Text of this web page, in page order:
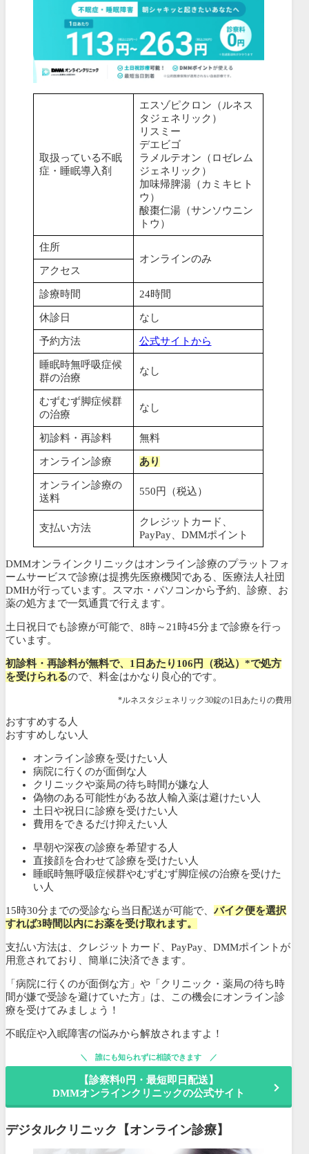
取扱っている不眠
症・睡眠導入剤
エスゾピクロン（ルネス
タジェネリック）
リスミー
デエビゴ
ラメルテオン（ロゼレム
ジェネリック）
加味帰脾湯（カミキヒト
ウ）
酸棗仁湯（サンソウニン
トウ）
住所
オンラインのみ
アクセス
診療時間 24時間
休診日 なし
予約方法 公式サイトから
睡眠時無呼吸症候
群の治療
なし
むずむず脚症候群
の治療
なし
初診料・再診料 無料
オンライン診療 あり
オンライン診療の
送料
550円（税込）
支払い方法
クレジットカード、
PayPay、DMMポイント
DMMオンラインクリニックはオンライン診療のプラットフォ
ームサービスで診療は提携先医療機関である、医療法人社団
DMHが行っています。スマホ・パソコンから予約、診療、お
薬の処方まで一気通貫で行えます。
土日祝日でも診療が可能で、8時～21時45分まで診療を行っ
ています。
初診料・再診料が無料で、1日あたり106円（税込）*で処方
を受けられるので、料金はかなり良心的です。
*ルネスタジェネリック30錠の1日あたりの費用
おすすめする人
おすすめしない人
オンライン診療を受けたい人
病院に行くのが面倒な人
クリニックや薬局の待ち時間が嫌な人
偽物のある可能性がある故人輸入薬は避けたい人
土日や祝日に診療を受けたい人
費用をできるだけ抑えたい人
早朝や深夜の診療を希望する人
直接顔を合わせて診療を受けたい人
睡眠時無呼吸症候群やむずむず脚症候の治療を受けた
い人
15時30分までの受診なら当日配送が可能で、 バイク便を選択
すれば3時間以内にお薬を受け取れます。
支払い方法は、クレジットカード、PayPay、DMMポイントが
用意されており、簡単に決済できます。
「病院に行くのが面倒な方」や「クリニック・薬局の待ち時
間が嫌で受診を避けていた方」は、この機会にオンライン診
療を受けてみましょう！
不眠症や入眠障害の悩みから解放されますよ！
誰にも知られずに相談できます
【診察料0円・最短即日配送】
DMMオンラインクリニックの公式サイト
デジタルクリニック【オンライン診療】